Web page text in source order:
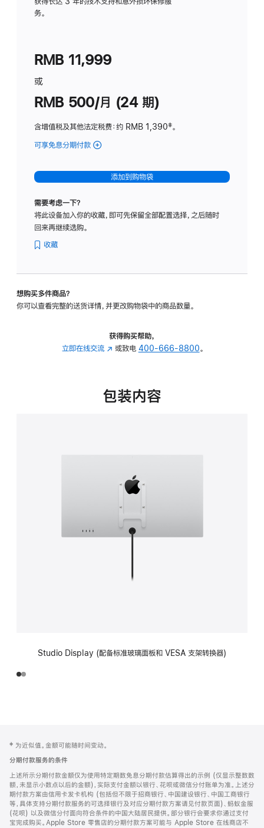
务。
RMB 11,999
或
RMB 500/月 (24 期)
含增值税及其他法定税费：约 RMB 1,390脚
‡。
可享免息分期付款 (Studio
-
标
璃
转
的
添加到购物袋
需要考虑一下？
将此设备加入你的收藏，即可先保留全部配置选择，之后随时
回来再继续选购。
收藏
想购买多件商品？
你可以查看完整的送货详情，并更改购物袋中的商品数量。
获得购买帮助，
立即在线交流 (在
中
或致电 400-666-8800。
包装内容
Studio Display (配备标准玻璃面板和 VESA 支架转换器)
页
页
脚
注
‡ 为近似值。金额可能随时间变动。
分期付款服务的条件
上述所示分期付款金额仅为使用特定期数免息分期付款估算得出的示例 (仅显示整数数
额，未显示小数点以后的金额)，实际支付金额以银行、花呗或微信分付账单为准。上述分
期付款方案由信用卡发卡机构 (包括但不限于招商银行、中国建设银行、中国工商银行
等，具体支持分期付款服务的可选择银行及对应分期付款方案请见付款页面)、蚂蚁金服
(花呗) 以及微信分付面向符合条件的中国大陆居民提供。部分银行会要求你通过支付
宝完成购买。Apple Store 零售店的分期付款方案可能与 Apple Store 在线商店不